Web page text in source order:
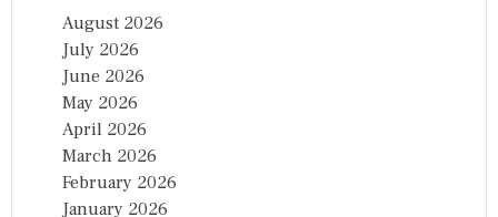
August 2026
July 2026
June 2026
May 2026
April 2026
March 2026
February 2026
January 2026